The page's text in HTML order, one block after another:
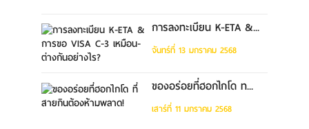
การลงทะเบียน K-ETA &...
จันทร์ที่ 13 มกราคม 2568
ของอร่อยที่ฮอกไกโด ท...
เสาร์ที่ 11 มกราคม 2568